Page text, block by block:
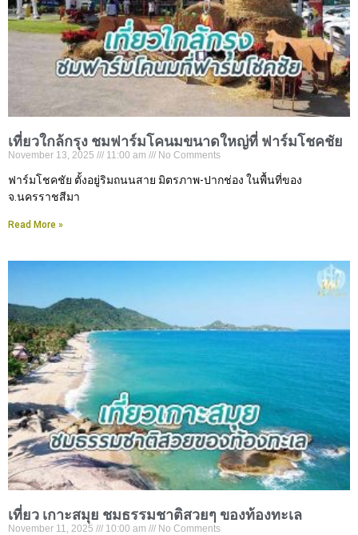
เที่ยวใกล้กรุง ชมฟาร์มโคนมขนาดใหญ่ที่ ฟาร์มโชคชัย
November 13, 2025 11:00 am No Comments
ฟาร์มโชคชัย ตั้งอยู่ริมถนนสาย มิตรภาพ-ปากช่อง ในพื้นที่ของ
จ.นครราชสีมา
Read More »
เที่ยว เกาะสมุย ชมธรรมชาติสวยๆ ของท้องทะเล
November 11, 2025 10:00 am No Comments